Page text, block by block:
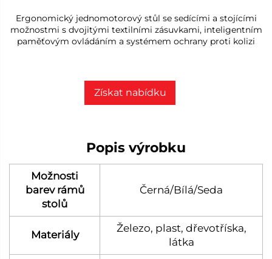
Ergonomický jednomotorový stůl se sedícími a stojícími
možnostmi s dvojitými textilními zásuvkami, inteligentním
paměťovým ovládáním a systémem ochrany proti kolizi
Získat nabídku
Popis výrobku
Možnosti
barev rámů
stolů
Černá/Bílá/Seda
Materiály
Železo, plast, dřevotříska,
látka